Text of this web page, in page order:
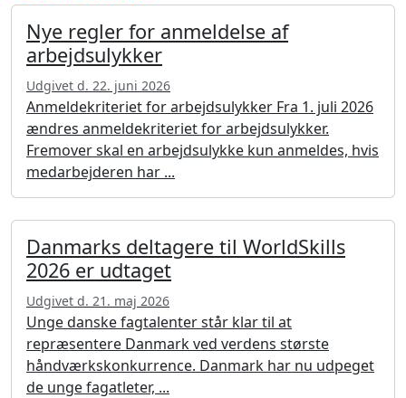
Nye regler for anmeldelse af
arbejdsulykker
Udgivet d. 22. juni 2026
Anmeldekriteriet for arbejdsulykker Fra 1. juli 2026
ændres anmeldekriteriet for arbejdsulykker.
Fremover skal en arbejdsulykke kun anmeldes, hvis
medarbejderen har ...
Danmarks deltagere til WorldSkills
2026 er udtaget
Udgivet d. 21. maj 2026
Unge danske fagtalenter står klar til at
repræsentere Danmark ved verdens største
håndværkskonkurrence. Danmark har nu udpeget
de unge fagatleter, ...